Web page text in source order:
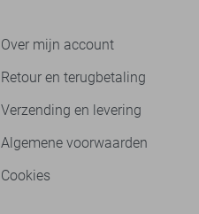
Over mijn account
Retour en terugbetaling
Verzending en levering
Algemene voorwaarden
Cookies